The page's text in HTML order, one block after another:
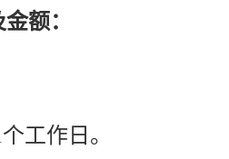
额：
工作日。